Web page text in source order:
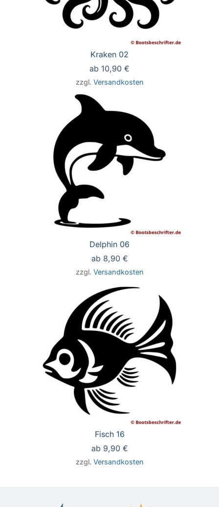
Kraken 02
ab 10,90 €
zzgl. Versandkosten
Delphin 06
ab 8,90 €
zzgl. Versandkosten
Fisch 16
ab 9,90 €
zzgl. Versandkosten